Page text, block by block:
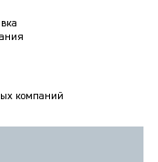
компаний